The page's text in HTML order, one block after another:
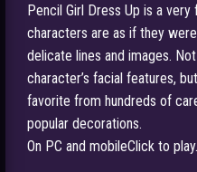
Pencil Girl Dress Up is a
characters are as if they
delicate lines and images.
character’s facial features,
favorite from hundreds of
popular decorations.
On PC and mobileClick to play.